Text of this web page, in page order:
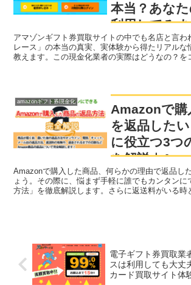
本当？あな
利用してみ
の換金率や
アマゾンギフト券買取サイトの中でも名店と言わ
レース」の本当の真実、実体験から得たリアルな
教えます。この現金化業者の実際はどうなの？を
amazonギフト券現金化
Amazonで購
を返品した
に役立つ3つ
を解説｜
ーフェクト
Amazonで購入した商品、何らかの理由で返品し
ょう。その際に、悩まず手軽に誰でもカンタンに
方法」を徹底解説します。さらに返送料がいる時
電子ギフト券買取業
スは利用しても大丈
カード買取サイト体